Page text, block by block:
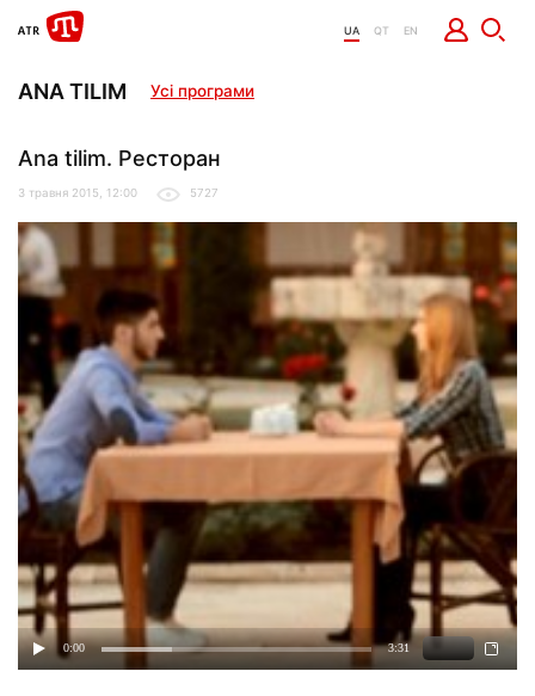
UA QT EN
ANA TILIM Усі програми
Ana tilim. Ресторан
3 травня 2015, 12:00 5727